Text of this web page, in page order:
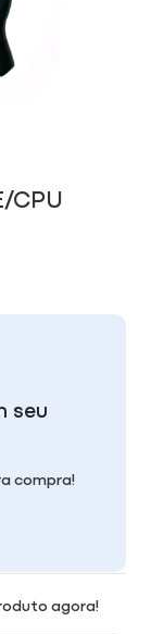
CPU
seu
compra!
agora!